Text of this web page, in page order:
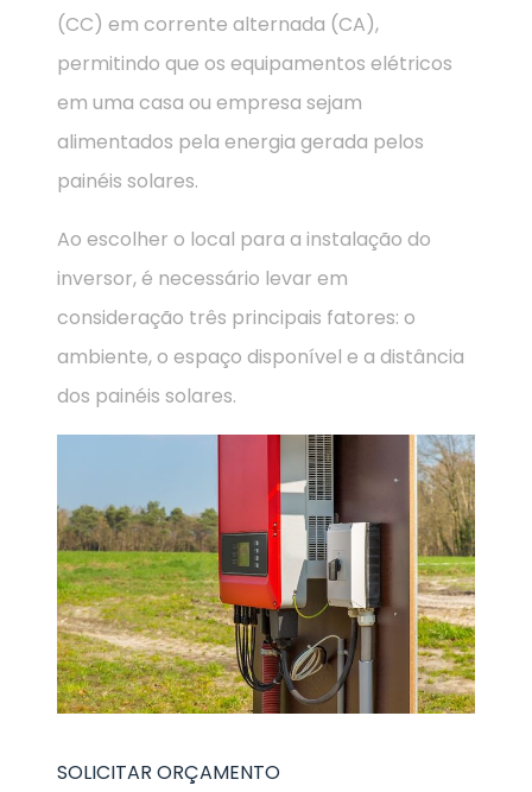
(CC) em corrente alternada (CA),
permitindo que os equipamentos elétricos
em uma casa ou empresa sejam
alimentados pela energia gerada pelos
painéis solares.
Ao escolher o local para a instalação do
inversor, é necessário levar em
consideração três principais fatores: o
ambiente, o espaço disponível e a distância
dos painéis solares.
SOLICITAR ORÇAMENTO